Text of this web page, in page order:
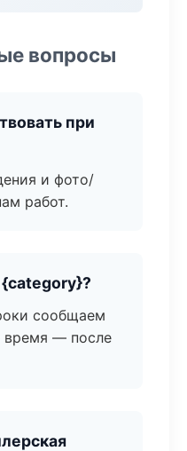
вопросы
при
и фото/
работ.
сообщаем
время — после